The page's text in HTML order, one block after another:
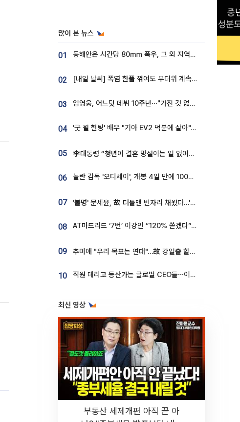
많이 본 뉴스
01 동해안은 시간당 80㎜ 폭우, 그 외 지역은 폭염…‘극과 극 날씨’
02 [내일 날씨] 폭염 한풀 꺾여도 무더위 계속⋯동해안 이틀 연속 비
03 임영웅, 어느덧 데뷔 10주년⋯"가진 것 없던 시절, 내 앞엔 20명의 팬뿐"
04 '굿 윌 헌팅' 배우 "기아 EV2 덕분에 살아"…교통사고 후 안전성 극찬
05 李대통령 “청년이 결혼 망설이는 일 없어야...제도상 불이익 조사”
06 놀란 감독 '오디세이', 개봉 4일 만에 100만 돌파⋯'왕사남' 보다 빠르다
07 '불명' 문세윤, 故 터틀맨 빈자리 채웠다…'거북이' 눈물의 최종 우승
08 AT마드리드 ‘7번’ 이강인 “120% 쏟겠다”⋯시메오네 감독 “필요한 선수”
09 추미애 "우리 목표는 연대"…故 강일출 할머니 흉상 제막
10 직원 데리고 등산가는 글로벌 CEO들⋯이유 있었네
최신 영상
부동산 세제개편 아직 끝 아